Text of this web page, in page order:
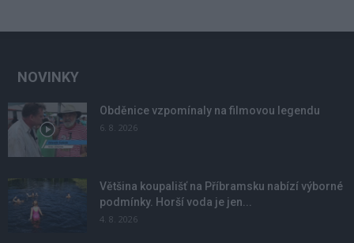
NOVINKY
Obděnice vzpomínaly na filmovou legendu
6. 8. 2026
Většina koupališť na Příbramsku nabízí výborné
podmínky. Horší voda je jen...
4. 8. 2026